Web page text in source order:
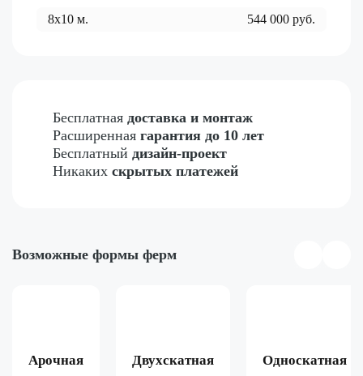
8x10 м. 544 000 руб.
Бесплатная доставка и монтаж
Расширенная гарантия до 10 лет
Бесплатный дизайн-проект
Никаких скрытых платежей
Возможные формы ферм
Арочная Двухскатная Односкатная